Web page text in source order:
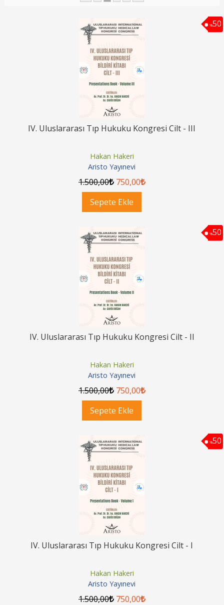
%50
IV. Uluslararası Tıp Hukuku Kongresi Cilt - III
Hakan Hakeri
Aristo Yayınevi
1.500,00 750,00
Sepete Ekle
%50
IV. Uluslararası Tıp Hukuku Kongresi Cilt - II
Hakan Hakeri
Aristo Yayınevi
1.500,00 750,00
Sepete Ekle
%50
IV. Uluslararası Tıp Hukuku Kongresi Cilt - I
Hakan Hakeri
Aristo Yayınevi
1.500,00 750,00